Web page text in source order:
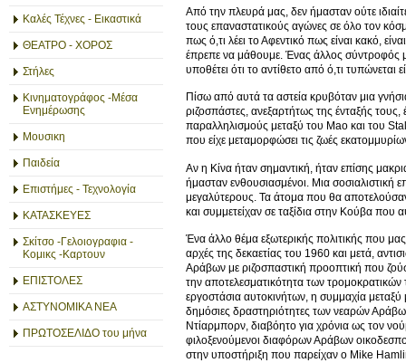
Καλές Τέχνες - Εικαστικά
ΘΕΑΤΡΟ - ΧΟΡΟΣ
Στήλες
Κινηματογράφος -Μέσα
Ενημέρωσης
Μουσικη
Παιδεία
Επιστήμες - Τεχνολογία
ΚΑΤΑΣΚΕΥΕΣ
Σκίτσο -Γελοιογραφια -
Κομικς -Καρτουν
ΕΠΙΣΤΟΛΕΣ
ΑΣΤΥΝΟΜΙΚΑ ΝΕΑ
ΠΡΩΤΟΣΕΛΙΔΟ του μήνα
Από την πλευρά μας, δεν ήμασταν ούτε
τους επαναστατικούς αγώνες σε όλο τον
πως ό,τι λέει το Αφεντικό πως είναι κακό,
έπρεπε να μάθουμε. Ένας άλλος σύντροφός
υποθέτει ότι το αντίθετο από ό,τι τυπώνεται
Πίσω από αυτά τα αστεία κρυβόταν μια
ριζοσπάστες, ανεξαρτήτως της ένταξής
παραλληλισμούς μεταξύ του Mao και του
που είχε μεταμορφώσει τις ζωές
Αν η Κίνα ήταν σημαντική, ήταν επίσης
ήμασταν ενθουσιασμένοι. Μια σοσιαλιστική
μεγαλύτερους. Τα άτομα που θα
και συμμετείχαν σε ταξίδια στην Κούβα που
Ένα άλλο θέμα εξωτερικής πολιτικής που
αρχές της δεκαετίας του 1960 και μετά,
Αράβων με ριζοσπαστική προοπτική που
την αποτελεσματικότητα των
εργοστάσια αυτοκινήτων, η συμμαχία
δημόσιες δραστηριότητες των νεαρών
Ντίαρμπορν, διαβόητο για χρόνια ως τον
φιλοξενούμενοι διαφόρων Αράβων
στην υποστήριξη που παρείχαν ο Mike